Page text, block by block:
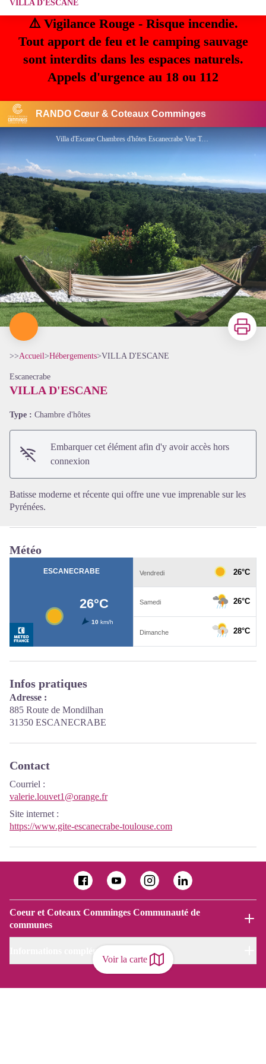
⚠️ Vigilance Rouge - Risque incendie.
Tout apport de feu et le camping sauvage
sont interdits dans les espaces naturels.
Appels d'urgence au 18 ou 112
RANDO Cœur & Coteaux Comminges
VILLA D'ESCANE
Voir la carte
Villa d'Escane Chambres d'hôtes Escanecrabe Vue Tourisme Saint Gaudens - DR
Voir l'image en plein écran
Imprimer
>>Accueil>Hébergements>VILLA D'ESCANE
Escanecrabe
VILLA D'ESCANE
Type : Chambre d'hôtes
Embarquer cet élément afin d'y avoir accès hors
connexion
Batisse moderne et récente qui offre une vue imprenable sur les
Pyrénées.
Météo
Infos pratiques
Adresse :
885 Route de Mondilhan
31350 ESCANECRABE
Contact
Courriel :
valerie.louvet1@orange.fr
Site internet :
https://www.gite-escanecrabe-toulouse.com
Coeur et Coteaux Comminges Communauté de
communes
Informations complémentaires